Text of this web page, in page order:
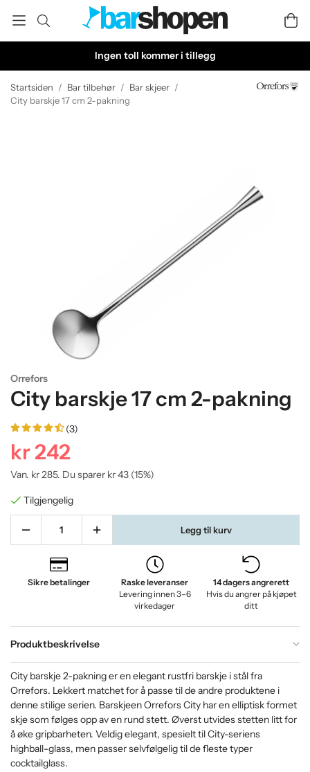
Ingen toll kommer i tillegg
Startsiden / Bar tilbehør / Bar skjeer /
City barskje 17 cm 2-pakning
Orrefors
City barskje 17 cm 2-pakning
(3)
kr 242
Van. kr 285. Du sparer kr 43 (15%)
Tilgjengelig
Legg til kurv
Sikre betalinger
Raske leveranser
Levering innen 3–6
virkedager
14 dagers angrerett
Hvis du angrer på kjøpet
ditt
Produktbeskrivelse
City barskje 2-pakning er en elegant rustfri barskje i stål fra
Orrefors. Lekkert matchet for å passe til de andre produktene i
denne stilige serien. Barskjeen Orrefors City har en elliptisk formet
skje som følges opp av en rund stett. Øverst utvides stetten litt for
å øke gripbarheten. Veldig elegant, spesielt til City-seriens
highball-glass, men passer selvfølgelig til de fleste typer
cocktailglass.